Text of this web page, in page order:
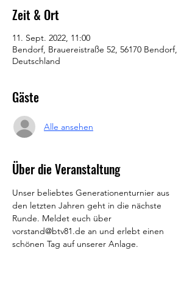
Zeit & Ort
11. Sept. 2022, 11:00
Bendorf, Brauereistraße 52, 56170 Bendorf,
Deutschland
Gäste
Alle ansehen
Über die Veranstaltung
Unser beliebtes Generationenturnier aus
den letzten Jahren geht in die nächste
Runde. Meldet euch über
vorstand@btv81.de an und erlebt einen
schönen Tag auf unserer Anlage.